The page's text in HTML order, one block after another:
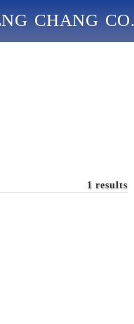
1 results
CHANG